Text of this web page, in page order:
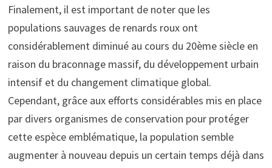
Finalement, il est important de noter que les
populations sauvages de renards roux ont
considérablement diminué au cours du 20ème siècle en
raison du braconnage massif, du développement urbain
intensif et du changement climatique global.
Cependant, grâce aux efforts considérables mis en place
par divers organismes de conservation pour protéger
cette espèce emblématique, la population semble
augmenter à nouveau depuis un certain temps déjà dans